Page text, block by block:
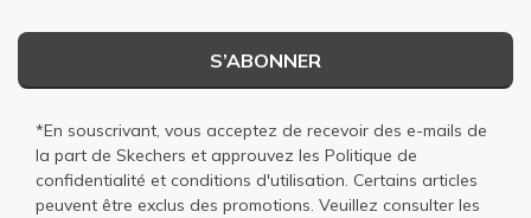
S’ABONNER
*En souscrivant, vous acceptez de recevoir des e-mails de
la part de Skechers et approuvez les Politique de
confidentialité et conditions d'utilisation. Certains articles
peuvent être exclus des promotions. Veuillez consulter les